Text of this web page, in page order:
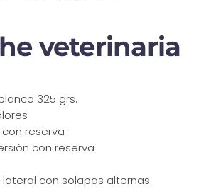
veterinaria
325 grs.
con reserva
con reserva
con solapas alternas